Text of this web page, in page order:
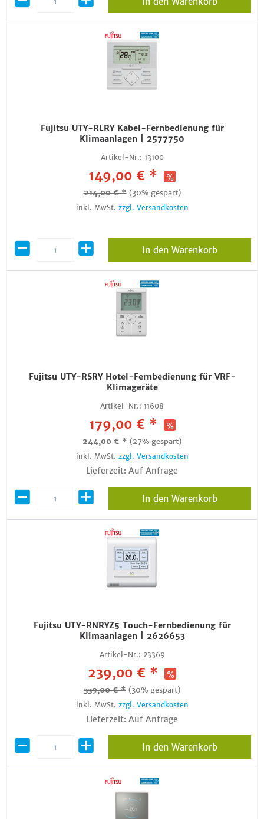
Fujitsu UTY-RLRY Kabel-Fernbedienung für
Klimaanlagen | 2577750
Artikel-Nr.: 13100
149,00 € *
214,00 € * (30% gespart)
inkl. MwSt. zzgl. Versandkosten
In den Warenkorb
Fujitsu UTY-RSRY Hotel-Fernbedienung für VRF-
Klimageräte
Artikel-Nr.: 11608
179,00 € *
244,00 € * (27% gespart)
inkl. MwSt. zzgl. Versandkosten
Lieferzeit: Auf Anfrage
In den Warenkorb
Fujitsu UTY-RNRYZ5 Touch-Fernbedienung für
Klimaanlagen | 2626653
Artikel-Nr.: 23369
239,00 € *
339,00 € * (30% gespart)
inkl. MwSt. zzgl. Versandkosten
Lieferzeit: Auf Anfrage
In den Warenkorb